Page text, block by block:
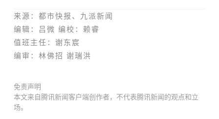
来 源 ：都市快报、九派新闻
编辑：吕微 编校： 赖睿
值班主任：谢东宸
编 审： 林佛招 谢瑞洪
免责声明
本文来自腾讯新闻客户端创作者，不代表腾讯新闻的观点和立
场。